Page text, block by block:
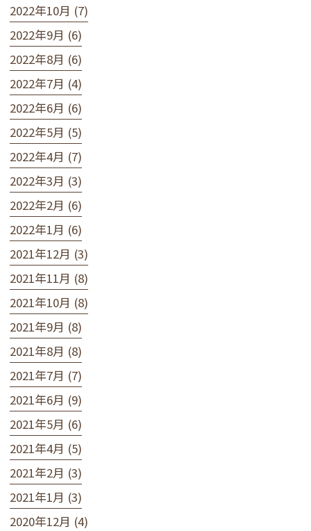
2022年10月 (7)
2022年9月 (6)
2022年8月 (6)
2022年7月 (4)
2022年6月 (6)
2022年5月 (5)
2022年4月 (7)
2022年3月 (3)
2022年2月 (6)
2022年1月 (6)
2021年12月 (3)
2021年11月 (8)
2021年10月 (8)
2021年9月 (8)
2021年8月 (8)
2021年7月 (7)
2021年6月 (9)
2021年5月 (6)
2021年4月 (5)
2021年2月 (3)
2021年1月 (3)
2020年12月 (4)